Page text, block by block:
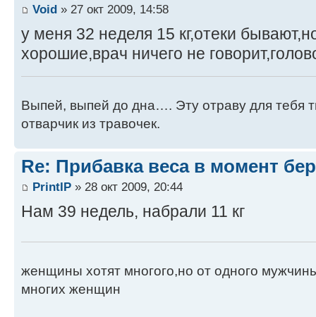
Void » 27 окт 2009, 14:58
у меня 32 неделя 15 кг,отеки
хорошие,врач ничего не
Выпей, выпей до дна…. Эту отраву для
отварчик из травочек.
Re: Прибавка веса в момент
PrintIP » 28 окт 2009, 20:44
Нам 39 недель, набрали 11 кг
женщины хотят многого,но от одного
многих женщин